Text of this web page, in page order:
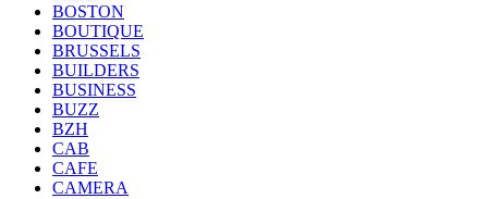
BOSTON
BOUTIQUE
BRUSSELS
BUILDERS
BUSINESS
BUZZ
BZH
CAB
CAFE
CAMERA